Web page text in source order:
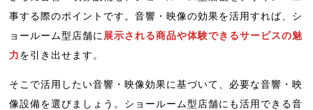
事する際のポイントです。音響・映像の効果を活用すれば、シ
ョールーム型店舗に 展示される商品や体験できるサービスの魅
力を引き出せます。
そこで活用したい音響・映像効果に基づいて、必要な音響・映
像設備を選びましょう。ショールーム型店舗にも活用できる音